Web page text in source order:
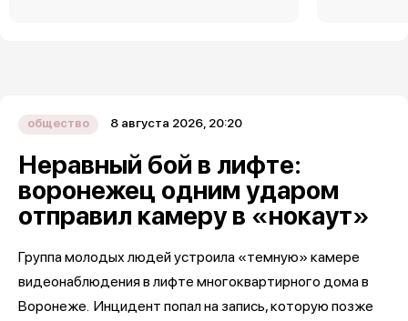
общество 8 августа 2026, 20:20
Неравный бой в лифте:
воронежец одним ударом
отправил камеру в «нокаут»
Группа молодых людей устроила «темную» камере
видеонаблюдения в лифте многоквартирного дома в
Воронеже. Инцидент попал на запись, которую позже